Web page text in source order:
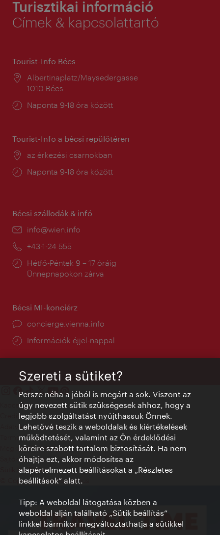
Turisztikai információ
Címek & kapcsolattartó
Tourist-Info Bécs
Helyszín:
Albertinaplatz/Maysedergasse
1010 Bécs
Nyitva
Naponta 9-18 óra között
Tourist-Info a bécsi repülőtéren
Helyszín:
az érkezési csarnokban
Nyitva
Naponta 9-18 óra között
Bécsi szállodák & infó
E-
info@wien.info
Telefon:
+43-1-24 555
Nyitva
tartás:
Hétfő-Péntek 9 – 17 óráig
Ünnepnapokon zárva
Bécsi MI-konciérz
concierge.vienna.info
Információk éjjel-nappal
Kapcsolat
Credits
Adatvédelmi nyilatkozat
Terms of Use
Megközelíthetőség
Sajtókapcsolat
Sütik beállítása
© Copyright WienTourismus
Szereti a sütiket?
Persze néha a jóból is megárt a sok. Viszont az
úgy nevezett sütik szükségesek ahhoz, hogy a
legjobb szolgáltatást nyújthassuk Önnek.
Lehetővé teszik a weboldalak és kiértékelések
működtetését, valamint az Ön érdeklődési
köreire szabott tartalom biztosítását. Ha nem
óhajtja ezt, akkor módosítsa az
alapértelmezett beállításokat a „Részletes
beállítások“ alatt.
Tipp: A weboldal látogatása közben a
weboldal alján található „Sütik beállítás”
linkkel bármikor megváltoztathatja a sütikkel